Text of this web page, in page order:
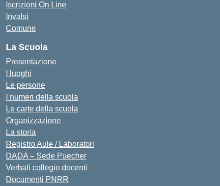
Iscrizioni On Line
Invalsi
Comune
La Scuola
Presentazione
I luoghi
Le persone
I numeri della scuola
Le carte della scuola
Organizzazione
La storia
Registro Aule / Laboratori
DADA – Sede Puecher
Verbali collegio docenti
Documenti PNRR